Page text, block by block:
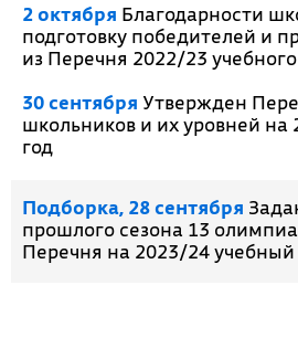
2 октября Благодарности
подготовку победителей и
из Перечня 2022/23
30 сентября Утвержден
школьников и их уровней
год
Подборка, 28 сентября
прошлого сезона 13
Перечня на 2023/24 учебный